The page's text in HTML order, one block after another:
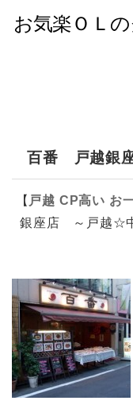
百番 戸越銀
【 戸越 CP高い お
銀座店 ～戸越☆